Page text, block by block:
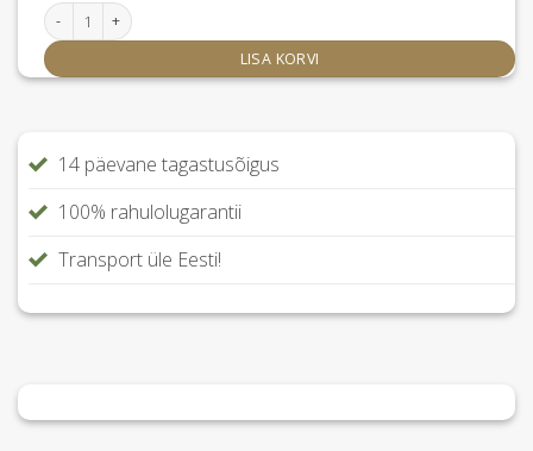
Lambikuppel Velours Ø25x18 cm kogus
LISA KORVI
14 päevane tagastusõigus
100% rahulolugarantii
Transport üle Eesti!